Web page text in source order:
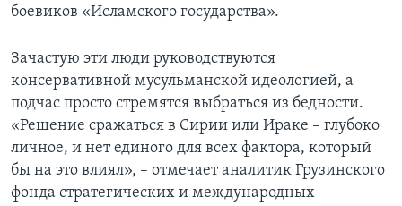
боевиков «Исламского государства».
Зачастую эти люди руководствуются
консервативной мусульманской идеологией, а
подчас просто стремятся выбраться из бедности.
«Решение сражаться в Сирии или Ираке – глубоко
личное, и нет единого для всех фактора, который
бы на это влиял», – отмечает аналитик Грузинского
фонда стратегических и международных